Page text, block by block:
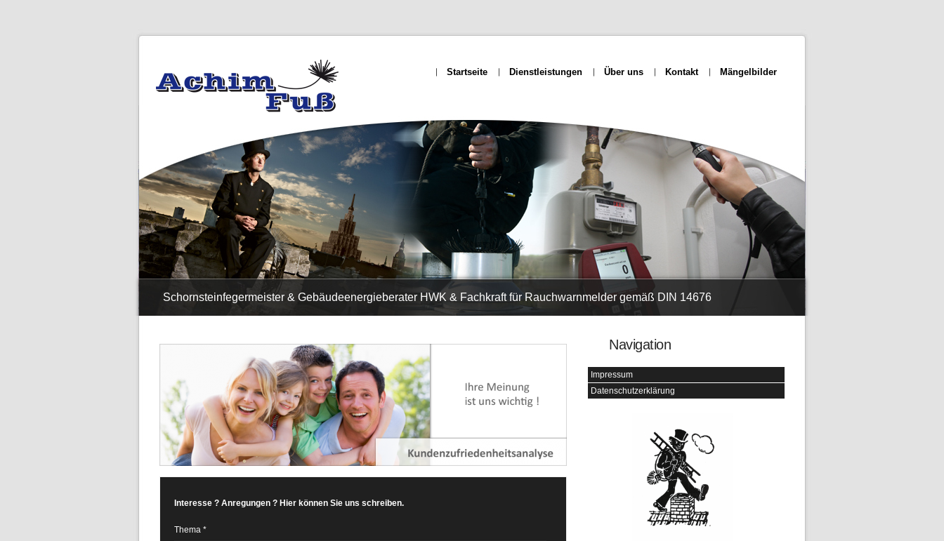
Schornsteinfegermeister & Gebäudeenergieberater HWK & Fachkraft für Rauchwarnmelder gemäß DIN 14676
Startseite Dienstleistungen Über uns Kontakt Mängelbilder
Interesse ? Anregungen ? Hier können Sie uns schreiben.
Thema *
Navigation
Impressum
Datenschutzerklärung